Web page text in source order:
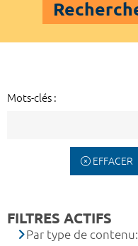
Mots-clés :
EFFACER
FILTRES ACTIFS
Par type de